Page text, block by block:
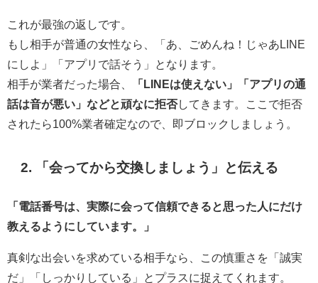
これが最強の返しです。
もし相手が普通の女性なら、「あ、ごめんね！じゃあLINE
にしよ」「アプリで話そう」となります。
相手が業者だった場合、
「LINEは使えない」「アプリの通
話は音が悪い」などと頑なに拒否してきます。ここで拒否
されたら100%業者確定なので、即ブロックしましょう。
2. 「会ってから交換しましょう」と伝える
「電話番号は、実際に会って信頼できると思った人にだけ
教えるようにしています。」
真剣な出会いを求めている相手なら、この慎重さを「誠実
だ」「しっかりしている」とプラスに捉えてくれます。